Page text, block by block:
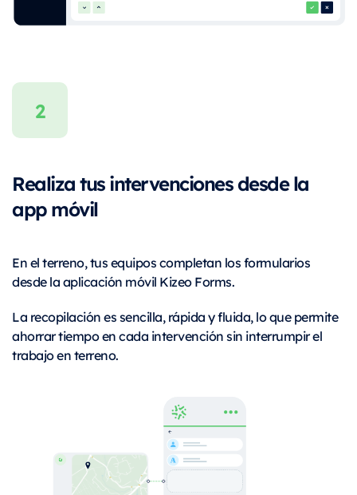
Realiza tus intervenciones desde la
app móvil
En el terreno, tus equipos completan los formularios
desde la aplicación móvil Kizeo Forms.
La recopilación es sencilla, rápida y fluida, lo que permite
ahorrar tiempo en cada intervención sin interrumpir el
trabajo en terreno.